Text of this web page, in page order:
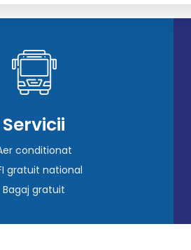
Servicii
conditionat
gratuit national
Bagaj gratuit